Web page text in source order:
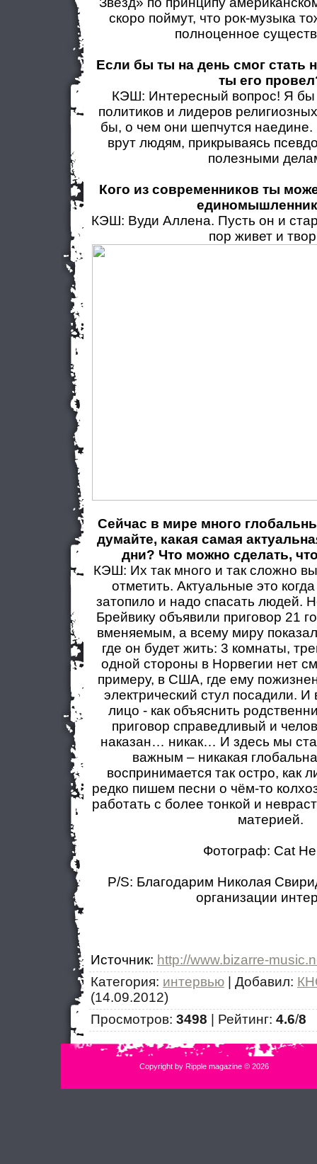
скоро поймут, что рок-музыка
полноценное
Если бы ты на день смог стать
ты его
КЭШ: Интересный вопрос! Я бы
политиков и лидеров
бы, о чем они шепчутся наедине.
врут людям, прикрываясь
полезными
Кого из современников ты
КЭШ: Вуди Аллена. Пусть он и
пор живет и
Сейчас в мире много
думайте, какая самая
дни? Что можно сделать,
КЭШ: Их так много и так сложно
отметить. Актуальные это
затопило и надо спасать людей.
Брейвику объявили приговор 21
вменяемым, а всему миру
где он будет жить: 3 комнаты,
одной стороны в Норвегии нет
примеру, в США, где ему
электрический стул посадили. И
лицо - как объяснить
приговор справедливый и
наказан… никак… И здесь мы
важным – никакая
воспринимается так остро, как
редко пишем песни о чём-то
работать с более тонкой и
материей.
Фотограф: Cat
P/S: Благодарим Николая
организации
Источник: http://www.bizarre-
Категория: интервью | Добавил:
(14.09.2012)
Просмотров: 3498 | Рейтинг: 4.6/8
Copyright by Ripple magazine © 2026